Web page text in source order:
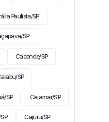
Paulista/SP
SP
Caconde/SP
SP
SP Cajamar/SP
Cajuru/SP